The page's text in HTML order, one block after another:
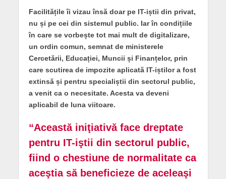
Facilitățile îi vizau însă doar pe IT-iștii din privat,
nu și pe cei din sistemul public. Iar în condițiile
în care se vorbește tot mai mult de digitalizare,
un ordin comun, semnat de ministerele
Cercetării, Educației, Muncii și Finanțelor, prin
care scutirea de impozite aplicată IT-iștilor a fost
extinsă și pentru specialiștii din sectorul public,
a venit ca o necesitate. Acesta va deveni
aplicabil de luna viitoare.
“Această iniţiativă face dreptate
pentru IT-iştii din sectorul public,
fiind o chestiune de normalitate ca
aceştia să beneficieze de aceleaşi